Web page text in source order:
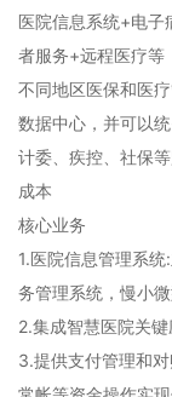
医院信息系统+电子
者服务+远程医疗等
不同地区医保和医
数据中心，并可以
计委、疾控、社保
成本
核心业务
1.医院信息管理系
务管理系统，慢小
2.集成智慧医院关
3.提供支付管理和